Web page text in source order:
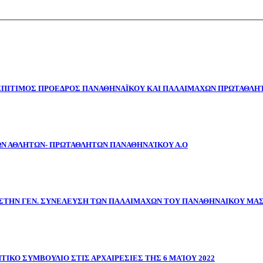
ΠΡΟΕΔΡΟΣ ΠΑΝΑΘΗΝΑΪΚΟΥ ΚΑΙ ΠΑΛΑΙΜΑΧΩΝ
ΑΘΛΗΤΩΝ- ΠΡΩΤΑΘΛΗΤΩΝ ΠΑΝΑΘΗΝΑΊΚΟΥ Α.Ο
ΓΕΝ. ΣΥΝΕΛΕΥΣΗ ΤΩΝ ΠΑΛΑΙΜΑΧΩΝ ΤΟΥ ΠΑΝΑΘΗΝΑΙΚΟΥ ΜΑΣ
ΣΥΜΒΟΥΛΙΟ ΣΤΙΣ ΑΡΧΑΙΡΕΣΙΕΣ ΤΗΣ 6 ΜΑΊΟΥ 2022